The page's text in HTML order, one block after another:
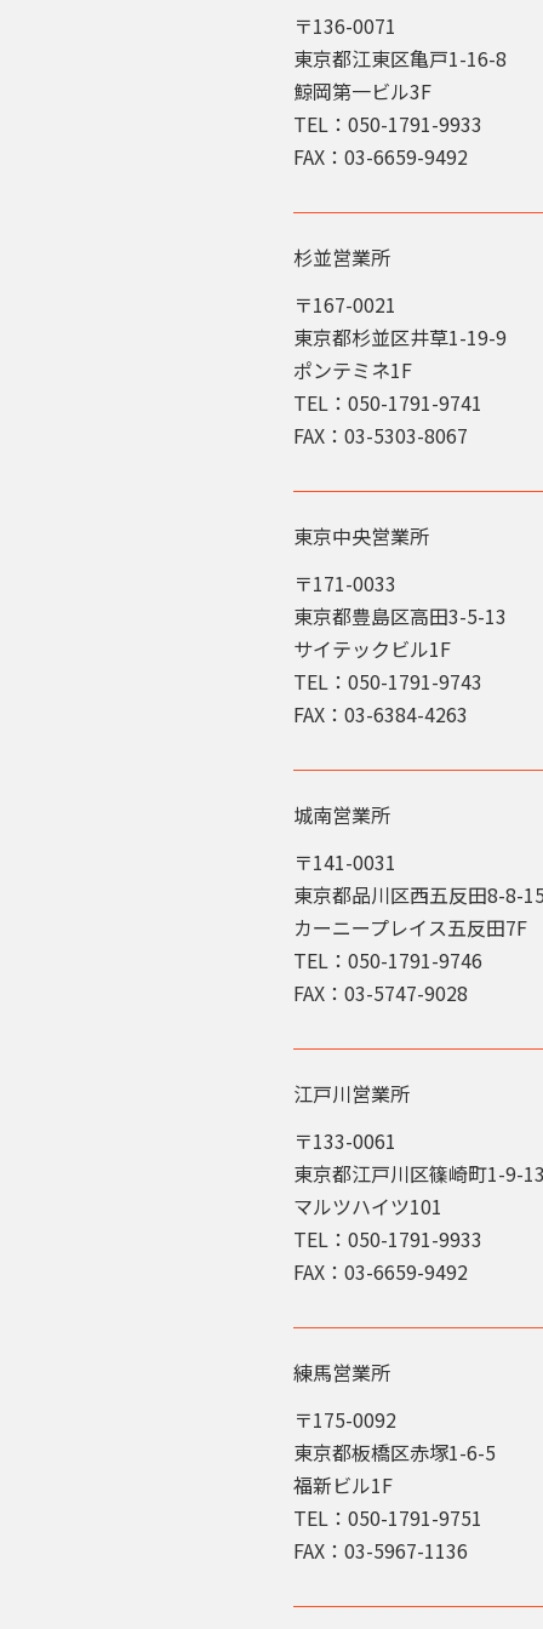
〒136-0071
東京都江東区亀戸1-16-8
鯨岡第一ビル3F
TEL：050-1791-9933
FAX：03-6659-9492
杉並営業所
〒167-0021
東京都杉並区井草1-19-9
ポンテミネ1F
TEL：050-1791-9741
FAX：03-5303-8067
東京中央営業所
〒171-0033
東京都豊島区高田3-5-13
サイテックビル1F
TEL：050-1791-9743
FAX：03-6384-4263
城南営業所
〒141-0031
東京都品川区西五反田8-8-
カーニープレイス五反田7F
TEL：050-1791-9746
FAX：03-5747-9028
江戸川営業所
〒133-0061
東京都江戸川区篠崎町1-9-13
マルツハイツ101
TEL：050-1791-9933
FAX：03-6659-9492
練馬営業所
〒175-0092
東京都板橋区赤塚1-6-5
福新ビル1F
TEL：050-1791-9751
FAX：03-5967-1136